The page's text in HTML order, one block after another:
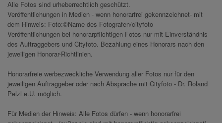
Alle Fotos sind urheberrechtlich geschützt.
Veröffentlichungen in Medien - wenn honorarfrei gekennzeichnet- mit
dem Hinweis: Foto:©Name des Fotografen/cityfoto
Veröffentlichungen bei honorarpflichtigen Fotos nur mit Einverständnis
des Auftraggebers und Cityfoto. Bezahlung eines Honorars nach den
jeweiligen Honorar-Richtlinien.
Honorarfreie werbezweckliche Verwendung aller Fotos nur für den
jeweiligen Auftraggeber oder nach Absprache mit Cityfoto - Dr. Roland
Pelzl e.U. möglich.
Für Medien der Hinweis: Alle Fotos dürfen - wenn honorarfrei